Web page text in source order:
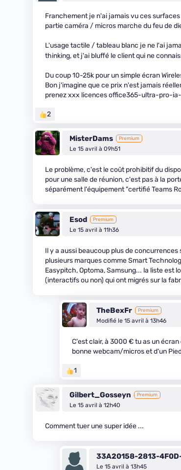
Franchement je n'ai jamais vu ces
partie caméra / micros marche du feu de
L'usage tactile / tableau blanc je ne l'ai
thinking, et j'ai bluffé le client qui ne
Du coup 10-25k pour un simple écran
Bon j'imagine que ce prix n'est jamais
prenez xxx licences office365-ultra-pro-
2
MisterDams Premium
Le 15 avril à 09h51
Le problème, c'est le coût prohibitif du
pour une salle de réunion, c'est pas à la
séparément l'équipement "certifié Teams
Esod Premium
Le 15 avril à 11h36
Il y a aussi beaucoup plus de
plusieurs marques comme Smart
Easypitch, Optoma, Samsung... la liste est
(interactifs ou non) qui ont migrés sur la
TheBexFr Premium
Modifié le 15 avril à 13h46
C'est clair, à 3000 € tu as un
bonne webcam/micros et d'un
1
Gilbert_Gosseyn Premium
Le 15 avril à 12h40
Comment tuer une super idée ...
33A20158-2813-
Le 15 avril à 13h45